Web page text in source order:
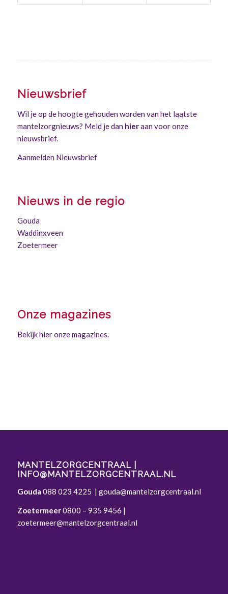
Nieuwsbrief
Wil je op de hoogte gehouden worden van het laatste
mantelzorgnieuws? Meld je dan hieraan voor onze
nieuwsbrief.
Aanmelden Nieuwsbrief
Nieuws in de regio
Gouda
Waddinxveen
Zoetermeer
Onze magazines
Bekijk hier onze magazines.
MANTELZORGCENTRAAL |
INFO@MANTELZORGCENTRAAL.NL
Gouda 088 023 4225 | gouda@mantelzorgcentraal.nl
Zoetermeer0800 – 935 9456 |
zoetermeer@mantelzorgcentraal.nl